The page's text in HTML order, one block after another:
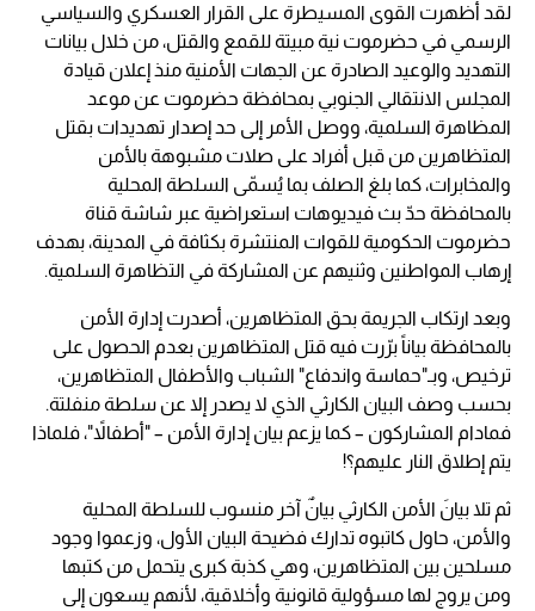
لقد أظهرت القوى المسيطرة على القرار العسكري والسياسي
الرسمي في حضرموت نية مبيتة للقمع والقتل، من خلال بيانات
التهديد والوعيد الصادرة عن الجهات الأمنية منذ إعلان قيادة
المجلس الانتقالي الجنوبي بمحافظة حضرموت عن موعد
المظاهرة السلمية، ووصل الأمر إلى حد إصدار تهديدات بقتل
المتظاهرين من قبل أفراد على صلات مشبوهة بالأمن
والمخابرات، كما بلغ الصلف بما يُسمّى السلطة المحلية
بالمحافظة حدّ بث فيديوهات استعراضية عبر شاشة قناة
حضرموت الحكومية للقوات المنتشرة بكثافة في المدينة، بهدف
إرهاب المواطنين وثنيهم عن المشاركة في التظاهرة السلمية.
وبعد ارتكاب الجريمة بحق المتظاهرين، أصدرت إدارة الأمن
بالمحافظة بياناً برّرت فيه قتل المتظاهرين بعدم الحصول على
ترخيص، وبـ"حماسة واندفاع" الشباب والأطفال المتظاهرين،
بحسب وصف البيان الكارثي الذي لا يصدر إلا عن سلطة منفلتة.
فمادام المشاركون – كما يزعم بيان إدارة الأمن – "أطفالاً"، فلماذا
يتم إطلاق النار عليهم؟!
ثم تلا بيانَ الأمن الكارثي بيانٌ آخر منسوب للسلطة المحلية
والأمن، حاول كاتبوه تدارك فضيحة البيان الأول، وزعموا وجود
مسلحين بين المتظاهرين، وهي كذبة كبرى يتحمل من كتبها
ومن يروج لها مسؤولية قانونية وأخلاقية، لأنهم يسعون إلى